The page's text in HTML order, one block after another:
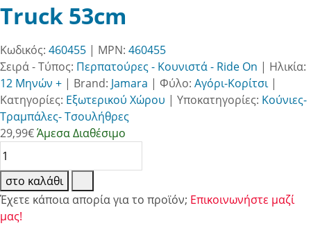
Truck 53cm
Κωδικός: 460455 | MPN: 460455
Σειρά - Τύπος: Περπατούρες - Κουνιστά - Ride On | Ηλικία:
12 Μηνών + | Brand: Jamara | Φύλο: Αγόρι-Κορίτσι|
Κατηγορίες: Εξωτερικού Χώρου | Υποκατηγορίες: Κούνιες-
Τραμπάλες- Τσουλήθρες
29,99€Άμεσα Διαθέσιμο
στο καλάθι
Έχετε κάποια απορία για το προϊόν; Επικοινωνήστε μαζί
μας!